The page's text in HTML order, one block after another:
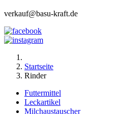
verkauf@basu-kraft.de
Startseite
Rinder
Futtermittel
Leckartikel
Milchaustauscher